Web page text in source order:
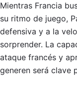
Mientras Francia
su ritmo de juego,
defensiva y a la
sorprender. La
ataque francés y
generen será clave